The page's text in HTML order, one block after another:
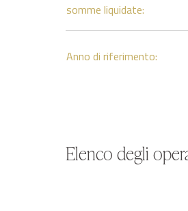
somme liquidate:
Anno di riferimento:
Elenco degli